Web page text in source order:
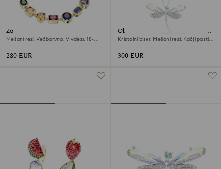
Zapestnica Imber
Mešani rezi, Večbarvna, V videzu 18-
280 EUR
Obesek in broška Ariana Grande
x Swarovski
Kristalni biser, Mešani rezi, Kačji pastir,
300 EUR